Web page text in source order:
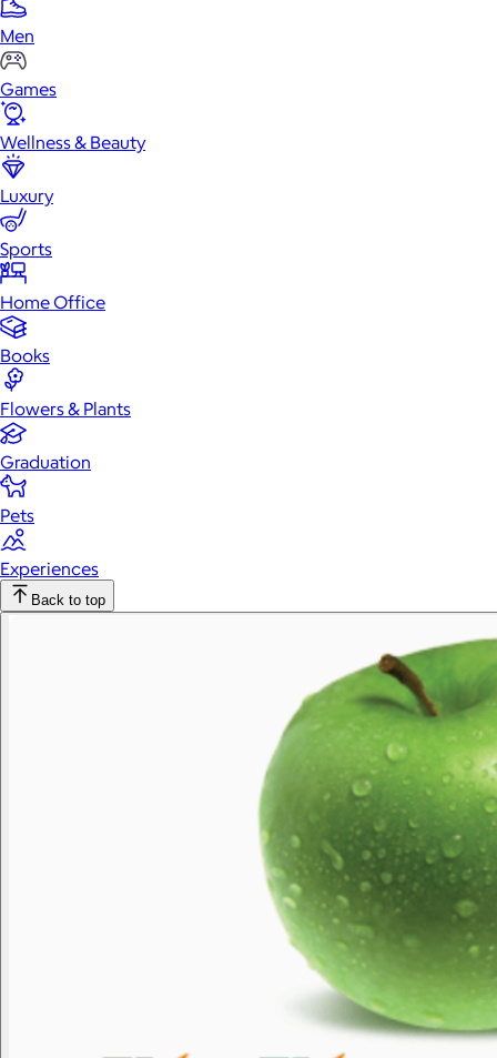
Men
Games
Wellness & Beauty
Luxury
Sports
Home Office
Books
Flowers & Plants
Graduation
Pets
Experiences
Back to top